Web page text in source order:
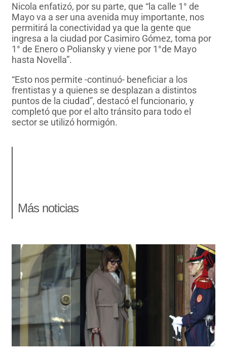
Nicola enfatizó, por su parte, que “la calle 1° de
Mayo va a ser una avenida muy importante, nos
permitirá la conectividad ya que la gente que
ingresa a la ciudad por Casimiro Gómez, toma por
1° de Enero o Poliansky y viene por 1°de Mayo
hasta Novella”.
“Esto nos permite -continuó- beneficiar a los
frentistas y a quienes se desplazan a distintos
puntos de la ciudad”, destacó el funcionario, y
completó que por el alto tránsito para todo el
sector se utilizó hormigón.
Más noticias